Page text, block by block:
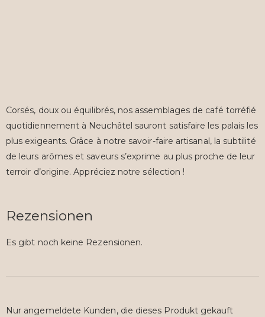
Corsés, doux ou équilibrés, nos assemblages de café torréfié
quotidiennement à Neuchâtel sauront satisfaire les palais les
plus exigeants. Grâce à notre savoir-faire artisanal, la subtilité
de leurs arômes et saveurs s’exprime au plus proche de leur
terroir d’origine. Appréciez notre sélection !
Rezensionen
Es gibt noch keine Rezensionen.
Nur angemeldete Kunden, die dieses Produkt gekauft